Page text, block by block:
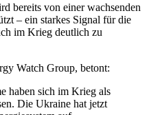
bereits von einer wachsenden
– ein starkes Signal für die
im Krieg deutlich zu
Watch Group, betont:
haben sich im Krieg als
Die Ukraine hat jetzt